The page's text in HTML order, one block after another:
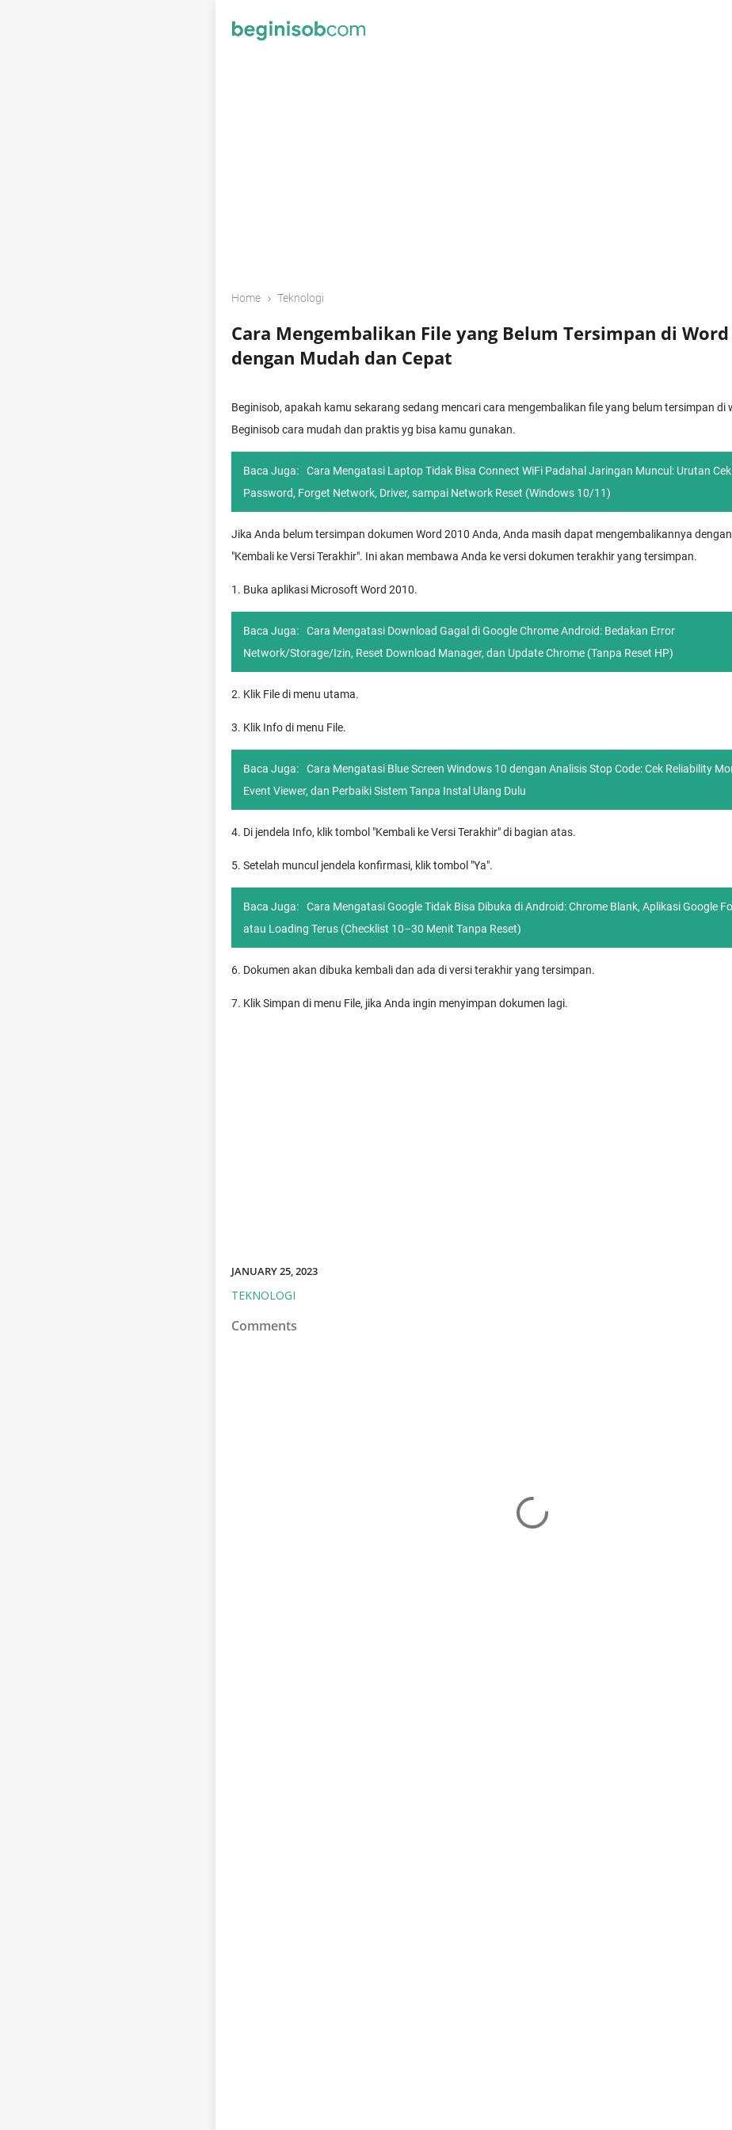
Home › Teknologi
Cara Mengembalikan File yang Belum Tersimpan di Word
dengan Mudah dan Cepat
Beginisob, apakah kamu sekarang sedang mencari cara mengembalikan file yang belum tersimpan di
Beginisob cara mudah dan praktis yg bisa kamu gunakan.
Baca Juga:
Cara Mengatasi Laptop Tidak Bisa Connect WiFi Padahal Jaringan Muncul: Urutan
Password, Forget Network, Driver, sampai Network Reset (Windows 10/11)
Jika Anda belum tersimpan dokumen Word 2010 Anda, Anda masih dapat mengembalikannya
"Kembali ke Versi Terakhir". Ini akan membawa Anda ke versi dokumen terakhir yang tersimpan.
1. Buka aplikasi Microsoft Word 2010.
Baca Juga:
Cara Mengatasi Download Gagal di Google Chrome Android: Bedakan Error
Network/Storage/Izin, Reset Download Manager, dan Update Chrome (Tanpa Reset HP)
2. Klik File di menu utama.
3. Klik Info di menu File.
Baca Juga:
Cara Mengatasi Blue Screen Windows 10 dengan Analisis Stop Code: Cek Reliability
Event Viewer, dan Perbaiki Sistem Tanpa Instal Ulang Dulu
4. Di jendela Info, klik tombol "Kembali ke Versi Terakhir" di bagian atas.
5. Setelah muncul jendela konfirmasi, klik tombol "Ya".
Baca Juga:
Cara Mengatasi Google Tidak Bisa Dibuka di Android: Chrome Blank, Aplikasi Google
atau Loading Terus (Checklist 10–30 Menit Tanpa Reset)
6. Dokumen akan dibuka kembali dan ada di versi terakhir yang tersimpan.
7. Klik Simpan di menu File, jika Anda ingin menyimpan dokumen lagi.
JANUARY 25, 2023
TEKNOLOGI
Comments